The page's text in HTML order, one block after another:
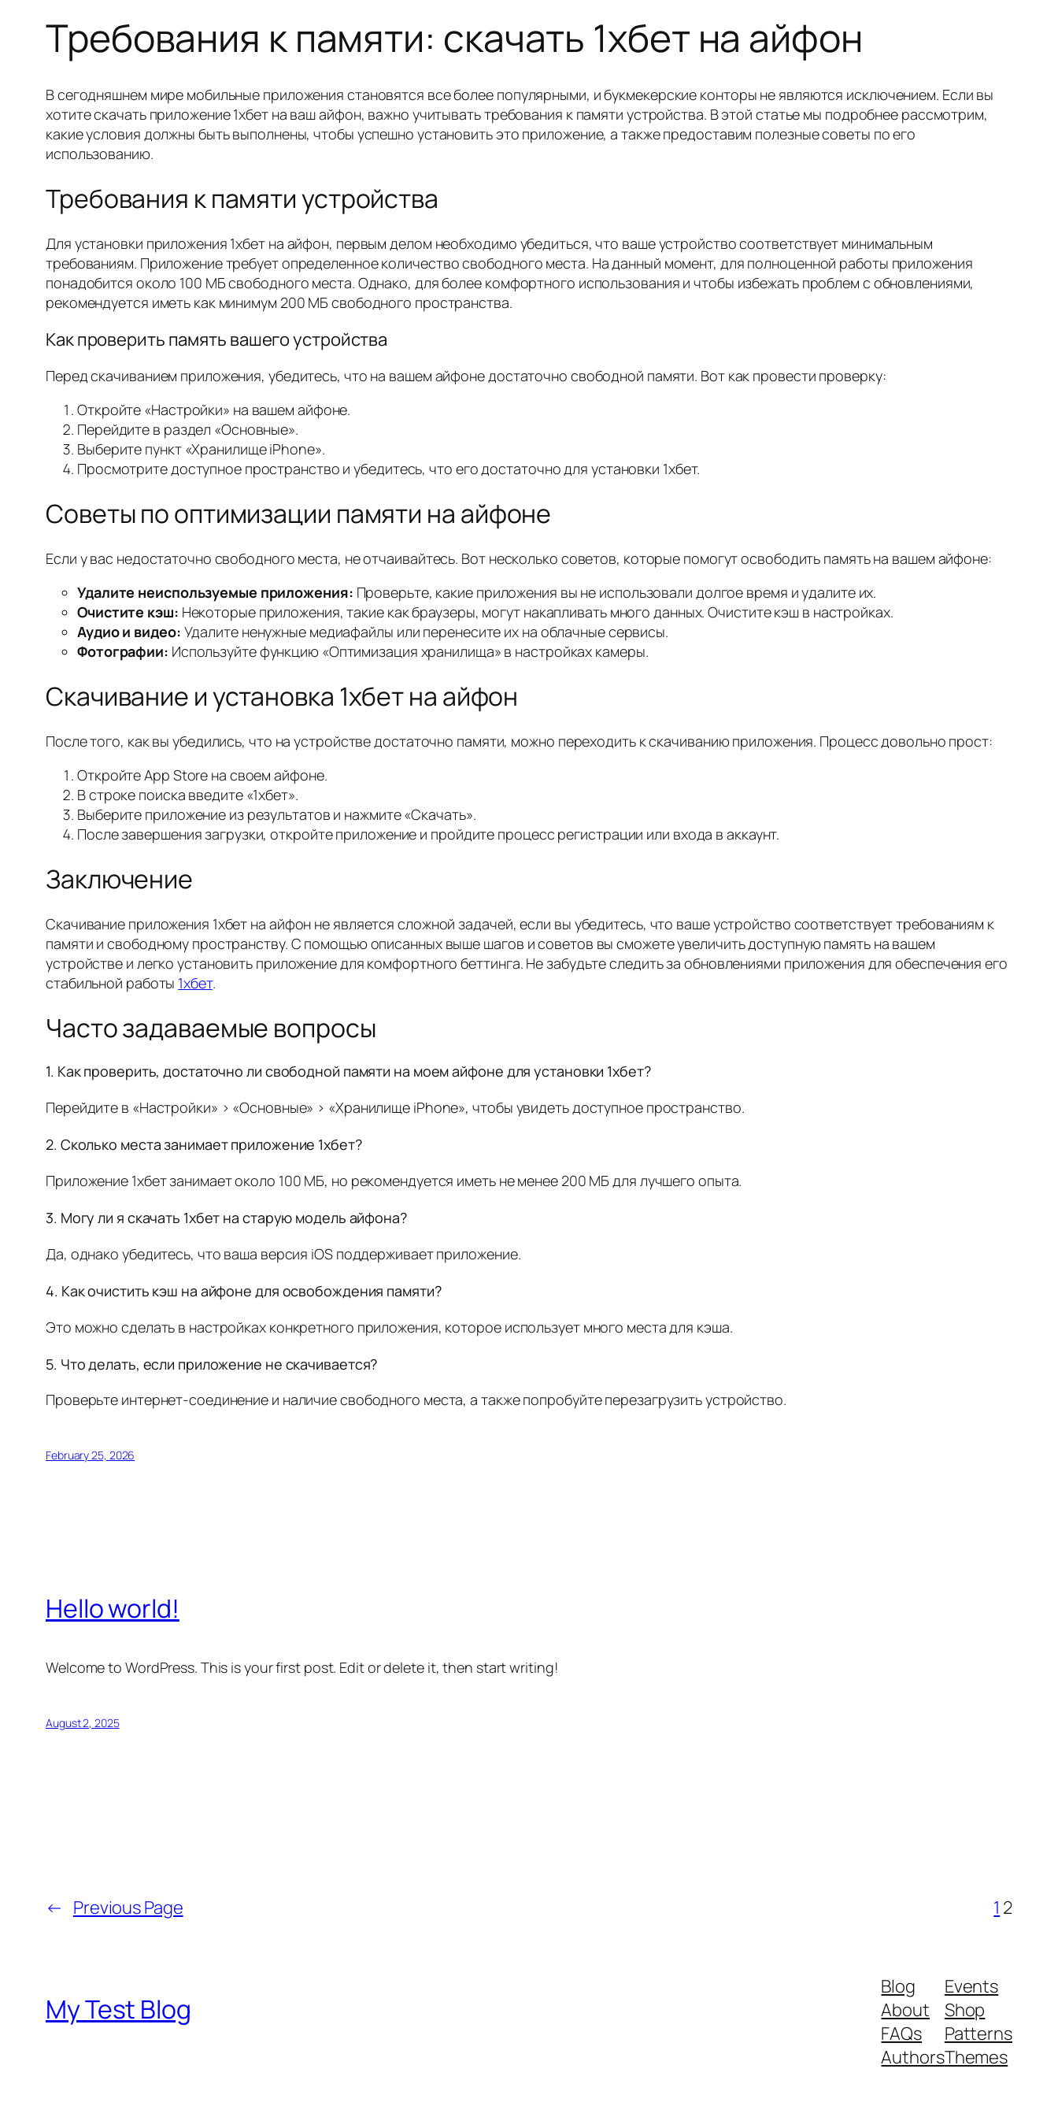
Требования к памяти: скачать 1хбет на айфон
В сегодняшнем мире мобильные приложения становятся все более популярными, и букмекерские конторы не являются исключением. Если вы
хотите скачать приложение 1хбет на ваш айфон, важно учитывать требования к памяти устройства. В этой статье мы подробнее рассмотрим,
какие условия должны быть выполнены, чтобы успешно установить это приложение, а также предоставим полезные советы по его
использованию.
Требования к памяти устройства
Для установки приложения 1хбет на айфон, первым делом необходимо убедиться, что ваше устройство соответствует минимальным
требованиям. Приложение требует определенное количество свободного места. На данный момент, для полноценной работы приложения
понадобится около 100 МБ свободного места. Однако, для более комфортного использования и чтобы избежать проблем с обновлениями,
рекомендуется иметь как минимум 200 МБ свободного пространства.
Как проверить память вашего устройства
Перед скачиванием приложения, убедитесь, что на вашем айфоне достаточно свободной памяти. Вот как провести проверку:
Откройте «Настройки» на вашем айфоне.
Перейдите в раздел «Основные».
Выберите пункт «Хранилище iPhone».
Просмотрите доступное пространство и убедитесь, что его достаточно для установки 1хбет.
Советы по оптимизации памяти на айфоне
Если у вас недостаточно свободного места, не отчаивайтесь. Вот несколько советов, которые помогут освободить память на вашем айфоне:
Удалите неиспользуемые приложения: Проверьте, какие приложения вы не использовали долгое время и удалите их.
Очистите кэш: Некоторые приложения, такие как браузеры, могут накапливать много данных. Очистите кэш в настройках.
Аудио и видео: Удалите ненужные медиафайлы или перенесите их на облачные сервисы.
Фотографии: Используйте функцию «Оптимизация хранилища» в настройках камеры.
Скачивание и установка 1хбет на айфон
После того, как вы убедились, что на устройстве достаточно памяти, можно переходить к скачиванию приложения. Процесс довольно прост:
Откройте App Store на своем айфоне.
В строке поиска введите «1хбет».
Выберите приложение из результатов и нажмите «Скачать».
После завершения загрузки, откройте приложение и пройдите процесс регистрации или входа в аккаунт.
Заключение
Скачивание приложения 1хбет на айфон не является сложной задачей, если вы убедитесь, что ваше устройство соответствует требованиям к
памяти и свободному пространству. С помощью описанных выше шагов и советов вы сможете увеличить доступную память на вашем
устройстве и легко установить приложение для комфортного беттинга. Не забудьте следить за обновлениями приложения для обеспечения его
стабильной работы 1хбет.
Часто задаваемые вопросы
1. Как проверить, достаточно ли свободной памяти на моем айфоне для установки 1хбет?
Перейдите в «Настройки» > «Основные» > «Хранилище iPhone», чтобы увидеть доступное пространство.
2. Сколько места занимает приложение 1хбет?
Приложение 1хбет занимает около 100 МБ, но рекомендуется иметь не менее 200 МБ для лучшего опыта.
3. Могу ли я скачать 1хбет на старую модель айфона?
Да, однако убедитесь, что ваша версия iOS поддерживает приложение.
4. Как очистить кэш на айфоне для освобождения памяти?
Это можно сделать в настройках конкретного приложения, которое использует много места для кэша.
5. Что делать, если приложение не скачивается?
Проверьте интернет-соединение и наличие свободного места, а также попробуйте перезагрузить устройство.
February 25, 2026
Hello world!
Welcome to WordPress. This is your first post. Edit or delete it, then start writing!
August 2, 2025
← Previous Page 1 2
My Test Blog
Blog
About
FAQs
Authors
Events
Shop
Patterns
Themes